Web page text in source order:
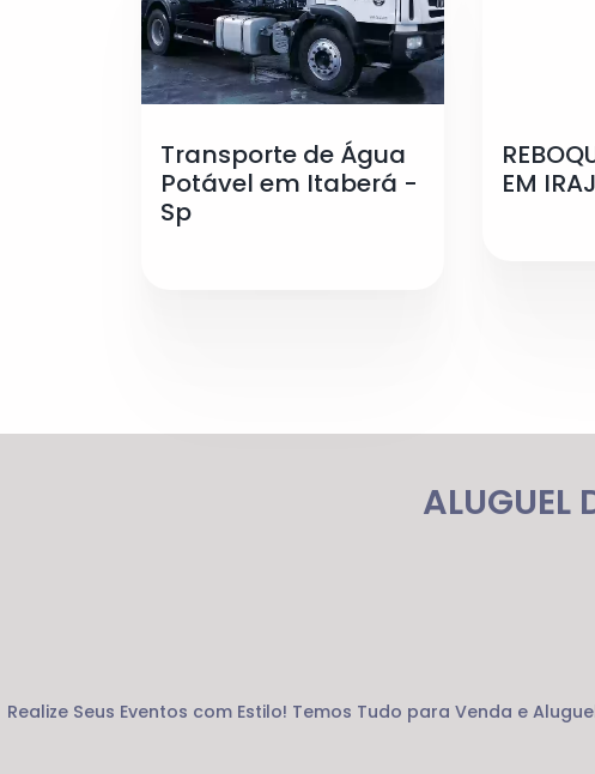
Transporte de Água
Potável em Itaberá -
Sp
EM
ALUGUEL
Realize Seus Eventos com Estilo! Temos Tudo para Venda e